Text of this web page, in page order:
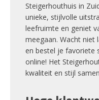
Steigerhouthuis in
unieke, stijlvolle
leefruimte en geniet
meegaan. Wacht niet
en bestel je favoriete
online! Het
kwaliteit en stijl